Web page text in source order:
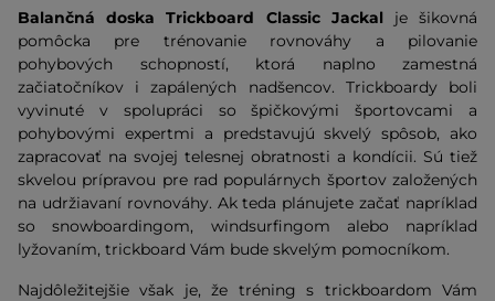
Balančná doska Trickboard Classic Jackalje šikovná
pomôcka pre trénovanie rovnováhy a pilovanie
pohybových schopností, ktorá naplno zamestná
začiatočníkov i zapálených nadšencov. Trickboardy boli
vyvinuté v spolupráci so špičkovými športovcami a
pohybovými expertmi a predstavujú skvelý spôsob, ako
zapracovať na svojej telesnej obratnosti a kondícii. Sú tiež
skvelou prípravou pre rad populárnych športov založených
na udržiavaní rovnováhy. Ak teda plánujete začať napríklad
so snowboardingom, windsurfingom alebo napríklad
lyžovaním, trickboard Vám bude skvelým pomocníkom.
Najdôležitejšie však je, že tréning s trickboardom Vám